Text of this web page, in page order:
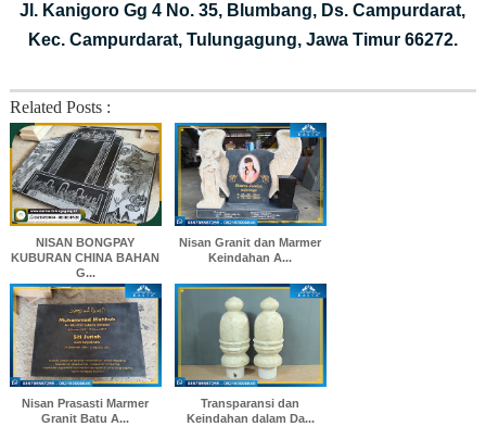
Jl. Kanigoro Gg 4 No. 35, Blumbang, Ds. Campurdarat,
Kec. Campurdarat, Tulungagung, Jawa Timur 66272.
Related Posts :
NISAN BONGPAY
KUBURAN CHINA BAHAN
G...
Nisan Granit dan Marmer
Keindahan A...
Nisan Prasasti Marmer
Granit Batu A...
Transparansi dan
Keindahan dalam Da...